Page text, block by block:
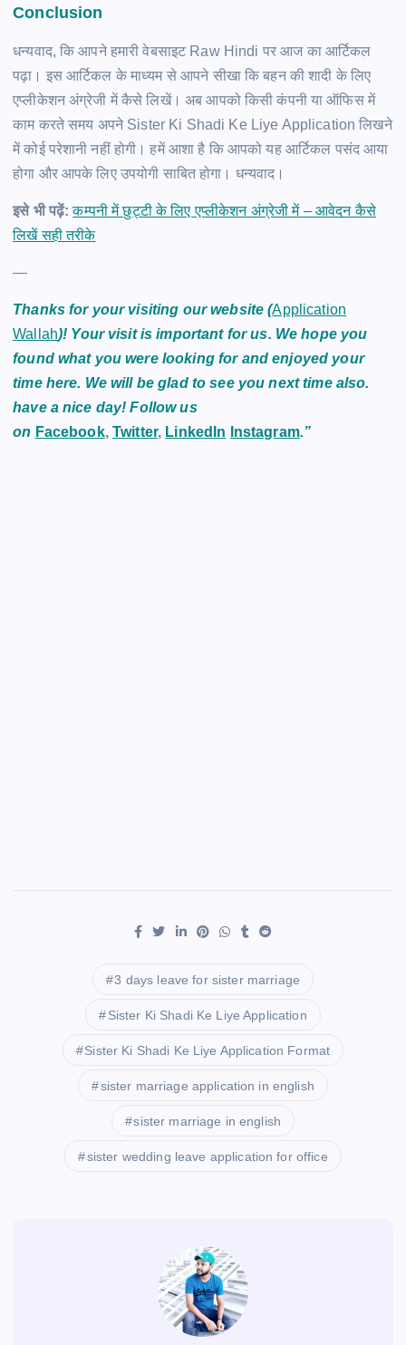
Conclusion
धन्यवाद, कि आपने हमारी वेबसाइट Raw Hindi पर आज का आर्टिकल
पढ़ा। इस आर्टिकल के माध्यम से आपने सीखा कि बहन की शादी के लिए
एप्लीकेशन अंग्रेजी में कैसे लिखें। अब आपको किसी कंपनी या ऑफिस में
काम करते समय अपने Sister Ki Shadi Ke Liye Application लिखने
में कोई परेशानी नहीं होगी। हमें आशा है कि आपको यह आर्टिकल पसंद आया
होगा और आपके लिए उपयोगी साबित होगा। धन्यवाद।
इसे भी पढ़ें: कम्पनी में छुट्टी के लिए एप्लीकेशन अंग्रेजी में – आवेदन कैसे
लिखें सही तरीके
—
Thanks for your visiting our website (Application
Wallah)! Your visit is important for us. We hope you
found what you were looking for and enjoyed your
time here. We will be glad to see you next time also.
have a nice day! Follow us
on Facebook, Twitter, LinkedIn Instagram.”
3 days leave for sister marriage
Sister Ki Shadi Ke Liye Application
Sister Ki Shadi Ke Liye Application Format
sister marriage application in english
sister marriage in english
sister wedding leave application for office